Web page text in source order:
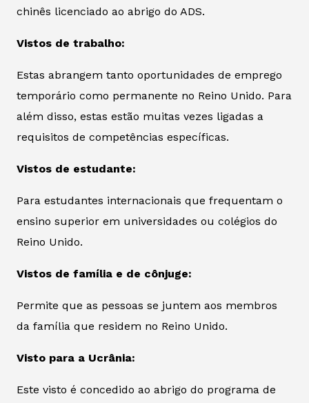
chinês licenciado ao abrigo do ADS.
Vistos de trabalho:
Estas abrangem tanto oportunidades de emprego
temporário como permanente no Reino Unido. Para
além disso, estas estão muitas vezes ligadas a
requisitos de competências específicas.
Vistos de estudante:
Para estudantes internacionais que frequentam o
ensino superior em universidades ou colégios do
Reino Unido.
Vistos de família e de cônjuge:
Permite que as pessoas se juntem aos membros
da família que residem no Reino Unido.
Visto para a Ucrânia:
Este visto é concedido ao abrigo do programa de